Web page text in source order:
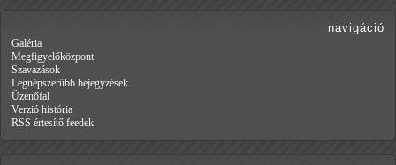
navigáció
Galéria
Megfigyelőközpont
Szavazások
Legnépszerűbb bejegyzések
Üzenőfal
Verzió história
RSS értesítő feedek